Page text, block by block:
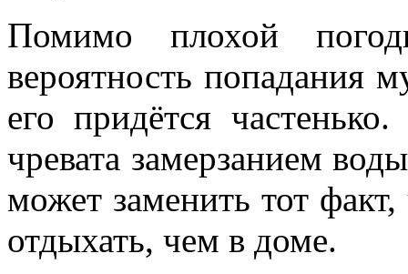
Помимо плохой
вероятность попадания
его придётся
чревата замерзанием
может заменить тот
отдыхать, чем в доме.